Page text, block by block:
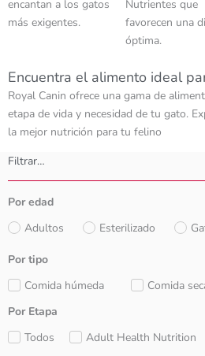
encantan a los gatos
más exigentes.
Nutrientes que
favorecen una
óptima.
Encuentra el alimento ideal
Royal Canin ofrece una gama de
etapa de vida y necesidad de tu gato.
la mejor nutrición para tu felino
Filtrar…
Por edad
Adultos
Esterilizado
Por tipo
Comida húmeda
Comida
Por Etapa
Todos
Adult Health Nutrition